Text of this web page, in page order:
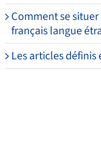
Comment se situer
français langue
Les articles définis